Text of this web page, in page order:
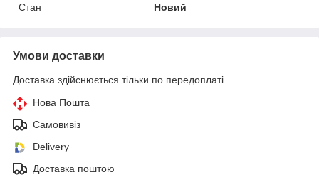
Стан
Новий
Умови доставки
Доставка здійснюється тільки по передоплаті.
Нова Пошта
Самовивіз
Delivery
Доставка поштою